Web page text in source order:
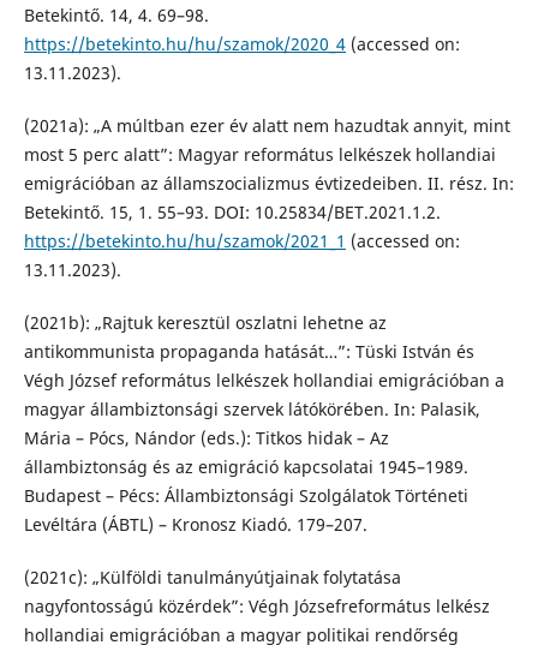
Betekintő. 14, 4. 69–98.
https://betekinto.hu/hu/szamok/2020_4(accessed on:
13.11.2023).
(2021a): „A múltban ezer év alatt nem hazudtak annyit, mint
most 5 perc alatt”: Magyar református lelkészek hollandiai
emigrációban az államszocializmus évtizedeiben. II. rész. In:
Betekintő. 15, 1. 55–93. DOI: 10.25834/BET.2021.1.2.
https://betekinto.hu/hu/szamok/2021_1 (accessed on:
13.11.2023).
(2021b): „Rajtuk keresztül oszlatni lehetne az
antikommunista propaganda hatását…”: Tüski István és
Végh József református lelkészek hollandiai emigrációban a
magyar állambiztonsági szervek látókörében. In: Palasik,
Mária – Pócs, Nándor (eds.): Titkos hidak – Az
állambiztonság és az emigráció kapcsolatai 1945–1989.
Budapest – Pécs: Állambiztonsági Szolgálatok Történeti
Levéltára (ÁBTL) – Kronosz Kiadó. 179–207.
(2021c): „Külföldi tanulmányútjainak folytatása
nagyfontosságú közérdek”: Végh Józsefreformátus lelkész
hollandiai emigrációban a magyar politikai rendőrség